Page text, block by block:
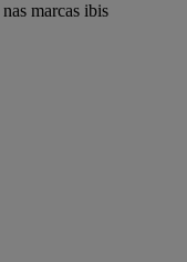
nas marcas ibis